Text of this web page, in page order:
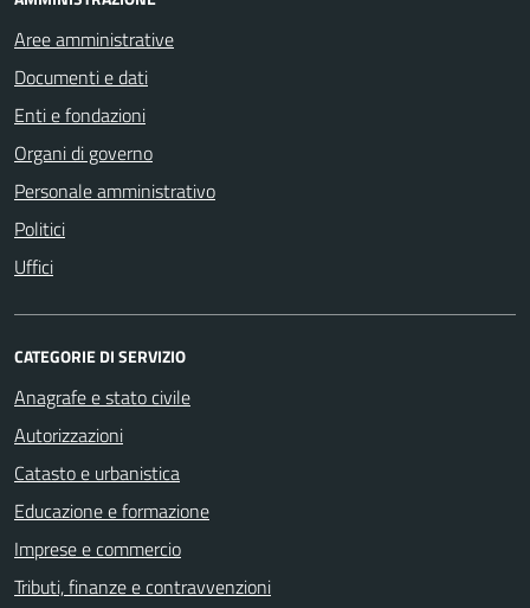
Aree amministrative
Documenti e dati
Enti e fondazioni
Organi di governo
Personale amministrativo
Politici
Uffici
CATEGORIE DI SERVIZIO
Anagrafe e stato civile
Autorizzazioni
Catasto e urbanistica
Educazione e formazione
Imprese e commercio
Tributi, finanze e contravvenzioni